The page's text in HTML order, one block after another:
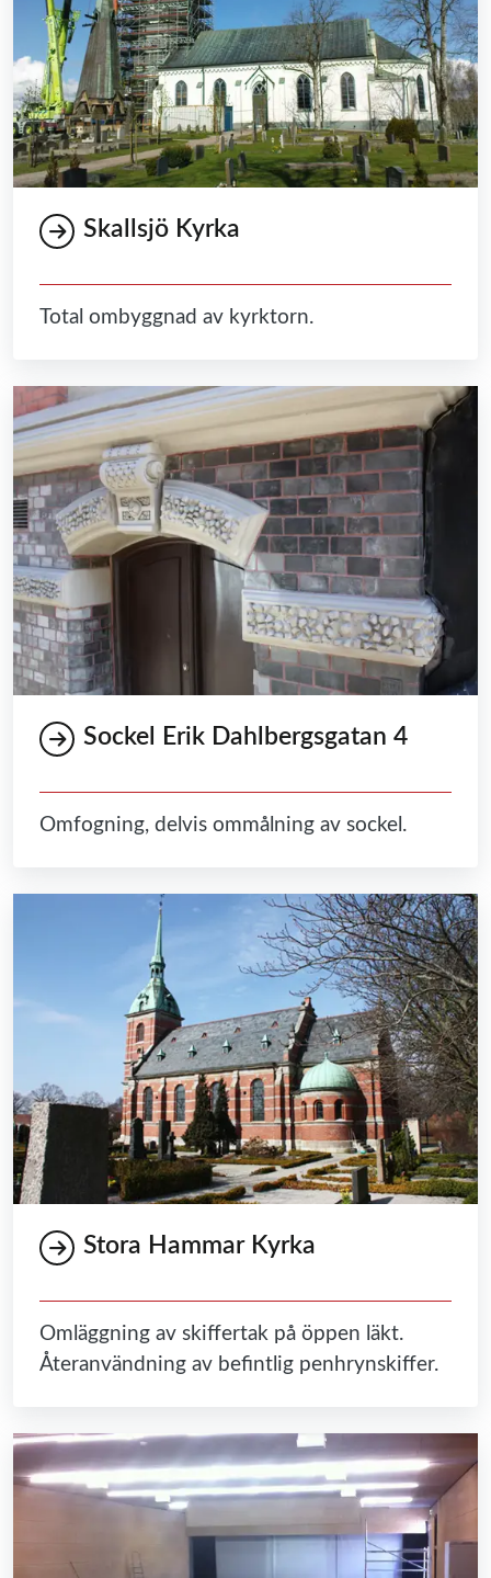
Skallsjö Kyrka
Total ombyggnad av kyrktorn.
Sockel Erik Dahlbergsgatan 4
Omfogning, delvis ommålning av sockel.
Stora Hammar Kyrka
Omläggning av skiffertak på öppen läkt.
Återanvändning av befintlig penhrynskiffer.